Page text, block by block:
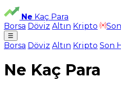
Ne Kaç Para
Borsa Döviz Altın Kripto
☰
Borsa Döviz Altın Kripto Son
Ne Kaç Para